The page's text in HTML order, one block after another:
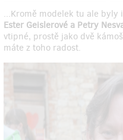
...Kromě modelek tu ale
Ester Geislerové a Petry
vtipné, prostě jako dvě
máte z toho radost.